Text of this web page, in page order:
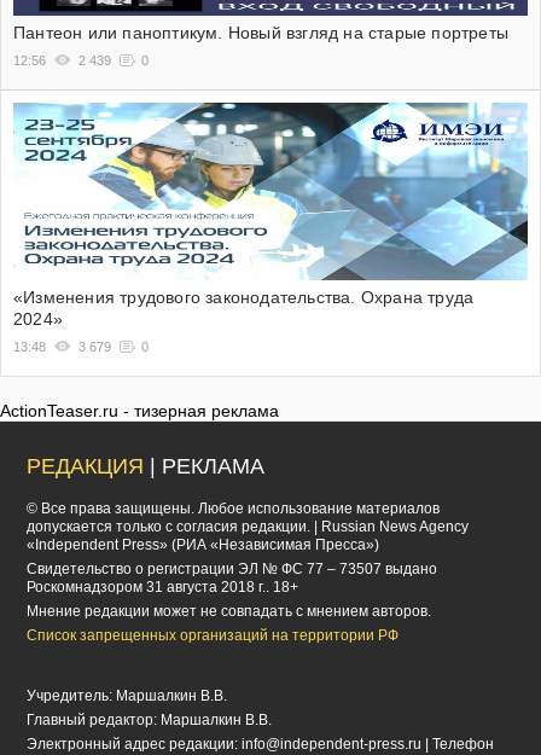
Пантеон или паноптикум. Новый взгляд на старые портреты
12:56 2 439 0
«Изменения трудового законодательства. Охрана труда
2024»
13:48 3 679 0
ActionTeaser.ru - тизерная реклама
РЕДАКЦИЯ | РЕКЛАМА
© Все права защищены. Любое использование материалов
допускается только с согласия редакции. | Russian News Agency
«Independent Press» (РИА «Независимая Пресса»)
Cвидетельство о регистрации ЭЛ № ФС 77 – 73507 выдано
Роскомнадзором 31 августа 2018 г.. 18+
Мнение редакции может не совпадать с мнением авторов.
Список запрещенных организаций на территории РФ
Учредитель: Маршалкин В.В.
Главный редактор: Маршалкин В.В.
Электронный адрес редакции:info@independent-press.ru
| Телефон